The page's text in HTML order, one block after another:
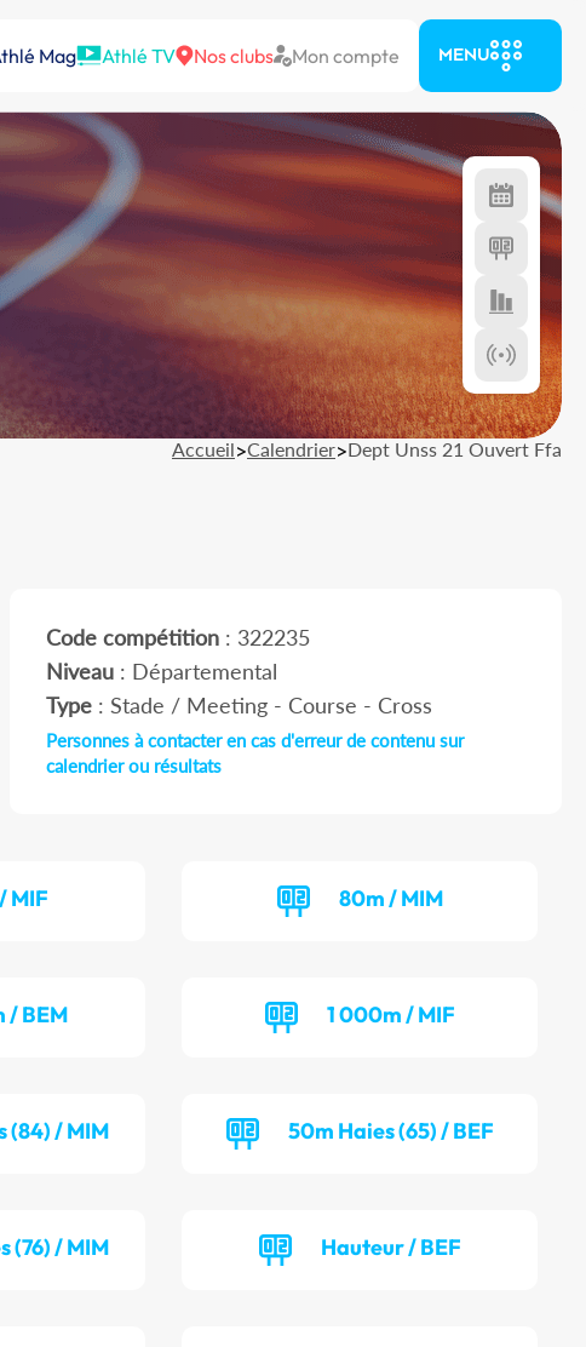
Mag Athlé TV Nos clubs Mon compte MENU
Accueil>Calendrier>Dept Unss 21 Ouvert Ffa
Code compétition: 322235
Niveau: Départemental
Type: Stade / Meeting - Course - Cross
Personnes à contacter en cas d'erreur de contenu sur
calendrier ou résultats
MIF 80m / MIM
/ BEM 1 000m / MIF
(84) / MIM 50m Haies (65) / BEF
(76) / MIM Hauteur / BEF